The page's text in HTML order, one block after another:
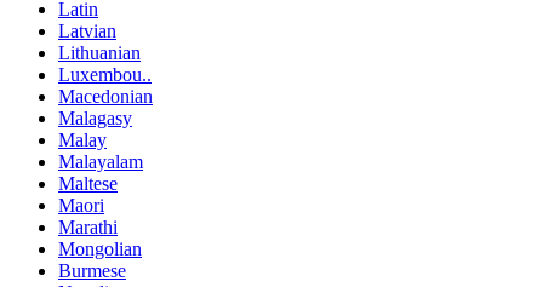
Latin
Latvian
Lithuanian
Luxembou..
Macedonian
Malagasy
Malay
Malayalam
Maltese
Maori
Marathi
Mongolian
Burmese